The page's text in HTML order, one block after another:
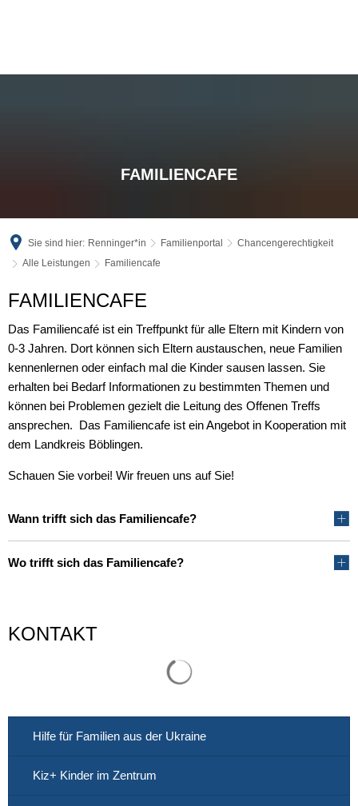
FAMILIENCAFE
Sie sind hier: Renninger*in Familienportal
Chancengerechtigkeit
Alle Leistungen
Familiencafe
Familiencafe
FAMILIENCAFE
Das Familiencafé ist ein Treffpunkt für alle Eltern mit Kindern von
0-3 Jahren. Dort können sich Eltern austauschen, neue Familien
kennenlernen oder einfach mal die Kinder sausen lassen. Sie
erhalten bei Bedarf Informationen zu bestimmten Themen und
können bei Problemen gezielt die Leitung des Offenen Treffs
ansprechen. Das Familiencafe ist ein Angebot in Kooperation mit
dem Landkreis Böblingen.
Schauen Sie vorbei! Wir freuen uns auf Sie!
Wann trifft sich das Familiencafe?
Wo trifft sich das Familiencafe?
KONTAKT
Hilfe für Familien aus der Ukraine
Kiz+ Kinder im Zentrum